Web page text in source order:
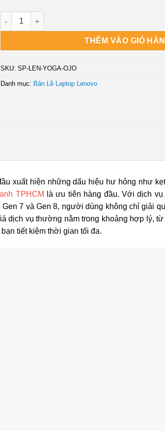
Thay Bản lề Laptop LENOVO Yoga 7 16 -
THÊM VÀO GIỎ
SKU:SP-LEN-YOGA-OJO
Danh mục: Bản Lề Laptop Lenovo
xuất hiện những dấu hiệu hư hỏng như
TPHCM là ưu tiên hàng đầu. Với dịch
7 và Gen 8, người dùng không chỉ giải
dịch vụ thường nằm trong khoảng hợp lý,
tiết kiệm thời gian tối đa.